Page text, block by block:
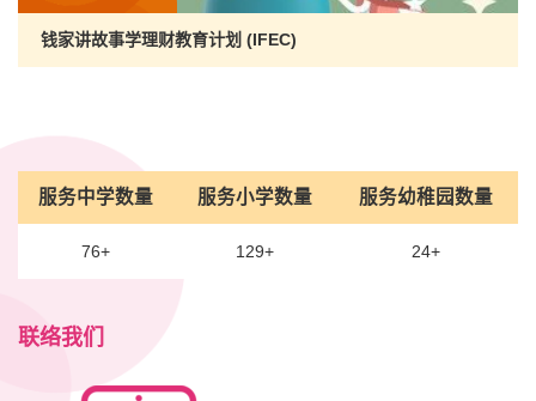
钱家讲故事学理财教育计划 (IFEC)
服务中学数量 服务小学数量 服务幼稚园数量
76+ 129+ 24+
联络我们